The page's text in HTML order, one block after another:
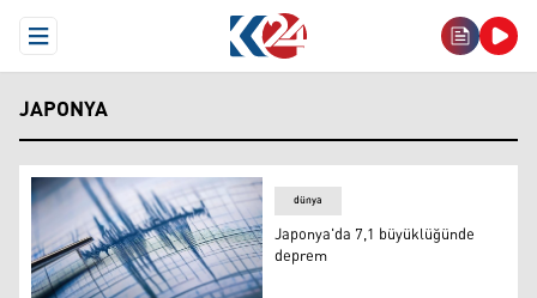
Open Menu
JAPONYA
dünya
Japonya'da 7,1 büyüklüğünde
deprem